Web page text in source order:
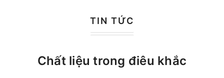
TIN TỨC
Chất liệu trong điêu khắc